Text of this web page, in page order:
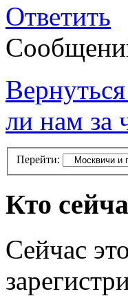
Ответить
ли нам за
Перейти:
Кто
Сейчас